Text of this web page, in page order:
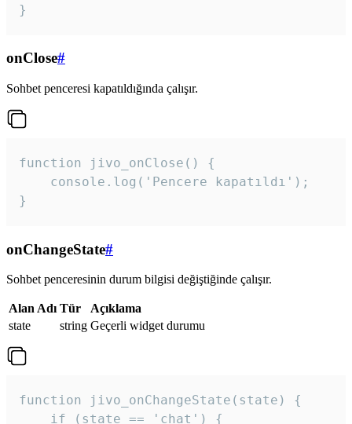
}
onClose#
Sohbet penceresi kapatıldığında çalışır.
function jivo_onClose() {
    console.log('Pencere kapatıldı');
}
onChangeState#
Sohbet penceresinin durum bilgisi değiştiğinde çalışır.
Alan Adı Tür
Açıklama
state
string Geçerli widget durumu
function jivo_onChangeState(state) {
    if (state == 'chat') {